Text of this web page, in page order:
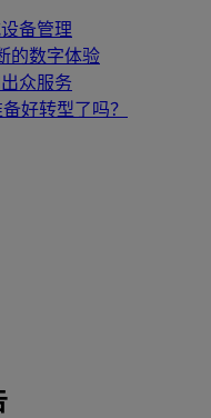
备管理
的数字体验
众服务
备好转型了吗？